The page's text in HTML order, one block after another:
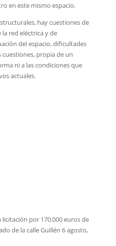
en este mismo espacio.
hay cuestiones de
red eléctrica y de
del espacio, dificultades
propia de un
ni a las condiciones que
actuales.
por 170.000 euros de
de la calle Guillén 6 agosto,